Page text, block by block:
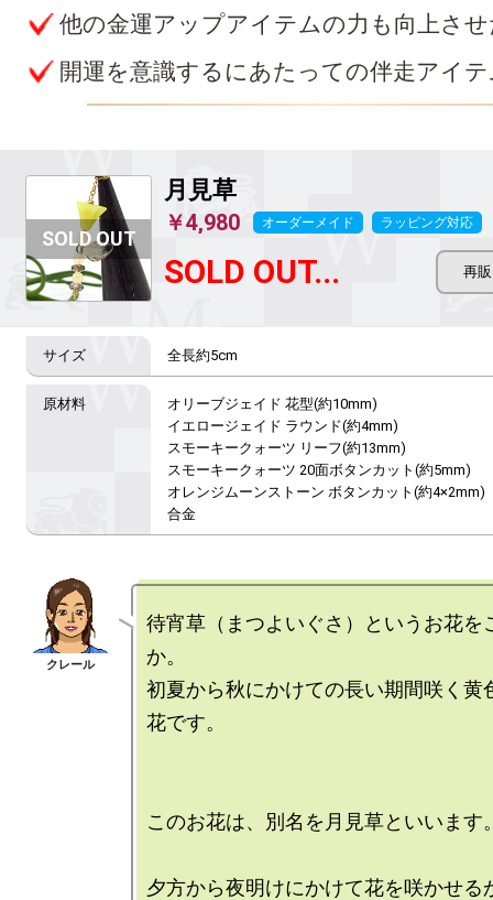
他の金運アップアイテムの力も向上さ
開運を意識するにあたっての伴走アイ
月見草
￥4,980 オーダーメイド ラッピング対応
SOLD OUT...
全長約5cm
オリーブジェイド 花型(約10mm)
イエロージェイド ラウンド(約4mm)
スモーキークォーツ リーフ(約13mm)
スモーキークォーツ 20面ボタンカット(約5mm)
オレンジムーンストーン ボタンカット(約4×2mm)
合金
待宵草（まつよいぐさ）というお花を
か。
初夏から秋にかけての長い期間咲く黄
花です。
このお花は、別名を月見草といいます
夕方から夜明けにかけて花を咲かせる